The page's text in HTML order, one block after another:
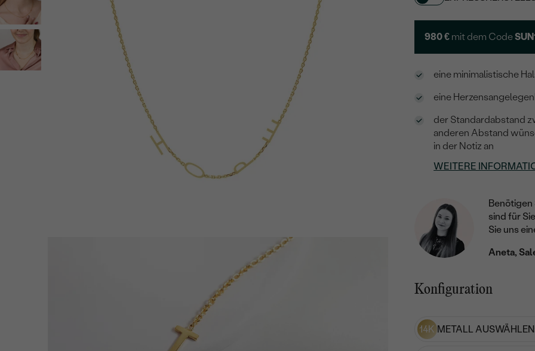
980 € mit dem Code
eine minimalistische
eine
der Standardabstand
anderen Abstand
in der Notiz an
WEITERE
Benötigen
sind für
Sie uns
Aneta,
Konfiguration
14K METALL